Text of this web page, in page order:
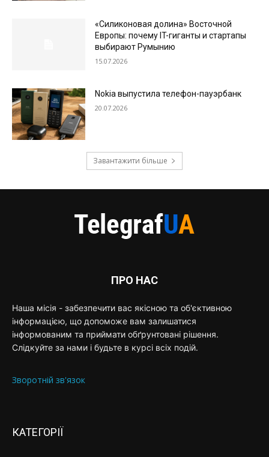
«Силиконовая долина» Восточной
Европы: почему IT-гиганты и стартапы
выбирают Румынию
15.07.2026
Nokia выпустила телефон-пауэрбанк
20.07.2026
Завантажити більше
ПРО НАС
Наша місія - забезпечити вас якісною та об'єктивною
інформацією, що допоможе вам залишатися
інформованим та приймати обґрунтовані рішення.
Слідкуйте за нами і будьте в курсі всіх подій.
Зворотній зв'язок
КАТЕГОРІЇ